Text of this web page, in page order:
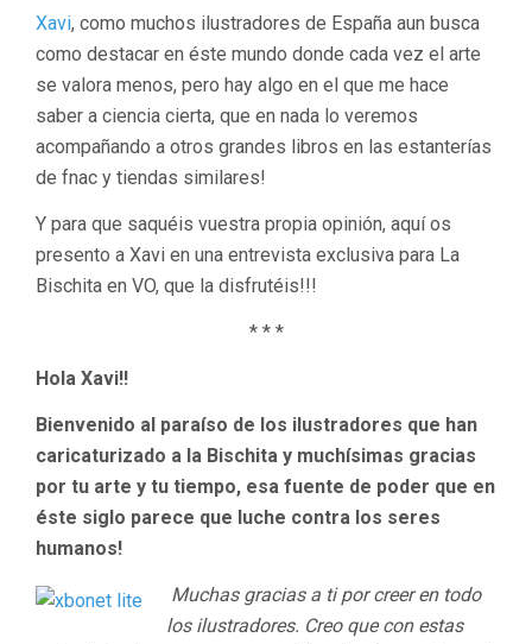
Xavi, como muchos ilustradores de España aun busca
como destacar en éste mundo donde cada vez el arte
se valora menos, pero hay algo en el que me hace
saber a ciencia cierta, que en nada lo veremos
acompañando a otros grandes libros en las estanterías
de fnac y tiendas similares!
Y para que saquéis vuestra propia opinión, aquí os
presento a Xavi en una entrevista exclusiva para La
Bischita en VO, que la disfrutéis!!!
* * *
Hola Xavi!!
Bienvenido al paraíso de los ilustradores que han
caricaturizado a la Bischita y muchísimas gracias
por tu arte y tu tiempo, esa fuente de poder que en
éste siglo parece que luche contra los seres
humanos!
Muchas gracias a ti por creer en todo
los ilustradores. Creo que con estas